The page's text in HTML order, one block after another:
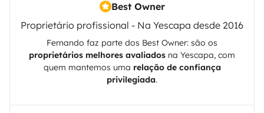
Best Owner
Proprietário profissional - Na Yescapa desde 2016
Fernando faz parte dos Best Owner: são os
proprietários melhores avaliados na Yescapa, com
quem mantemos uma relação de confiança
privilegiada.